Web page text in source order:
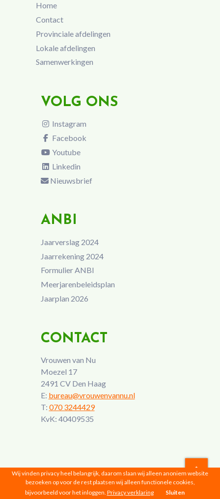
Home
Contact
Provinciale afdelingen
Lokale afdelingen
Samenwerkingen
VOLG ONS
Instagram
Facebook
Youtube
Linkedin
Nieuwsbrief
ANBI
Jaarverslag 2024
Jaarrekening 2024
Formulier ANBI
Meerjarenbeleidsplan
Jaarplan 2026
CONTACT
Vrouwen van Nu
Moezel 17
2491 CV Den Haag
E: bureau@vrouwenvannu.nl
T: 070 3244429
KvK: 40409535
Vrouwen van Nu © 2026 |Privacyverklaring
Wij vinden privacy heel belangrijk, daarom slaan wij alleen anoniem website
bezoeken op voor de rest plaatsen wij alleen functionele cookies,
bijvoorbeeld voor het inloggen. Privacy verklaring Sluiten